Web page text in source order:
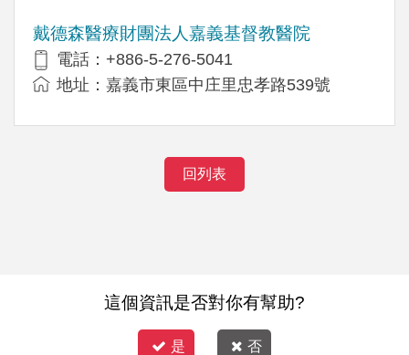
戴德森醫療財團法人嘉義基督教醫院
電話：+886-5-276-5041
地址：嘉義市東區中庄里忠孝路539號
回列表
這個資訊是否對你有幫助?
是 否